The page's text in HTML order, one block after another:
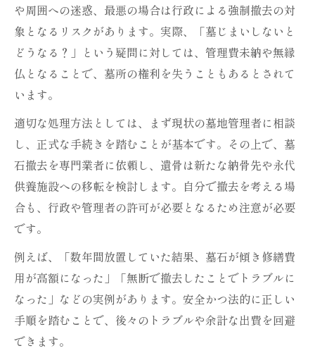
や周囲への迷惑、最悪の場合は行政による強制撤去の対
象となるリスクがあります。実際、「墓じまいしないと
どうなる？」という疑問に対しては、管理費未納や無縁
仏となることで、墓所の権利を失うこともあるとされて
います。
適切な処理方法としては、まず現状の墓地管理者に相談
し、正式な手続きを踏むことが基本です。その上で、墓
石撤去を専門業者に依頼し、遺骨は新たな納骨先や永代
供養施設への移転を検討します。自分で撤去を考える場
合も、行政や管理者の許可が必要となるため注意が必要
です。
例えば、「数年間放置していた結果、墓石が傾き修繕費
用が高額になった」「無断で撤去したことでトラブルに
なった」などの実例があります。安全かつ法的に正しい
手順を踏むことで、後々のトラブルや余計な出費を回避
できます。